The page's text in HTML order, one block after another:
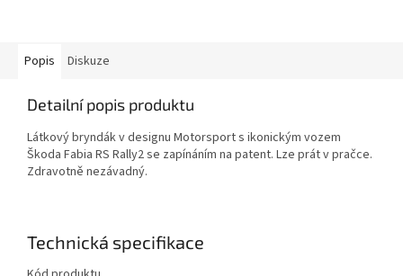
Popis Diskuze
Detailní popis produktu
Látkový bryndák v designu Motorsport s ikonickým vozem
Škoda Fabia RS Rally2 se zapínáním na patent. Lze prát v pračce.
Zdravotně nezávadný.
Technická specifikace